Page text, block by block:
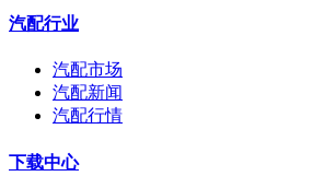
汽配行业
汽配市场
汽配新闻
汽配行情
下载中心